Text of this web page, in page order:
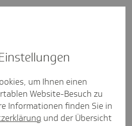
hatte einen
Ambulante Versorgung
um Ihnen einen
Website-Besuch zu
Informationen finden Sie in
und der Übersicht